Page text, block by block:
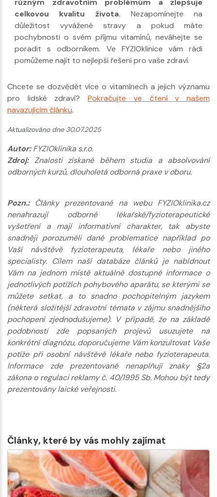
různým zdravotním problémům a zlepšuje
celkovou kvalitu života. Nezapomínejte na
důležitost vyvážené stravy a pokud máte
pochybnosti o svém příjmu vitamínů, neváhejte se
poradit s odborníkem. Ve FYZIOklinice vám rádi
pomůžeme najít to nejlepší řešení pro vaše zdraví.
Chcete se dozvědět více o vitamínech a jejich významu
pro lidské zdraví?Pokračujte ve čtení v našem
navazujícím článku.
Aktualizováno dne 30.07.2025
Autor:FYZIOklinika s.r.o.
Zdroj: Znalosti získané během studia a absolvování
odborných kurzů, dlouholetá odborná praxe v oboru.
Pozn.:Články prezentované na webu FYZIOklinika.cz
nenahrazují odborné lékařské/fyzioterapeutické
vyšetření a mají informativní charakter, tak abyste
snadněji porozuměli dané problematice například po
Vaší návštěvě fyzioterapeuta, lékaře nebo jiného
specialisty. Cílem naší databáze článků je nabídnout
Vám na jednom místě aktuálně dostupné informace o
jednotlivých potížích pohybového aparátu, se kterými se
můžete setkat, a to snadno pochopitelným jazykem
(některá složitější zdravotní témata v zájmu snadnějšího
pochopení zjednodušujeme). V případě, že na základě
podobnosti zde popsaných projevů usuzujete na
konkrétní diagnózu, doporučujeme Vám konzultovat Vaše
potíže při osobní návštěvě lékaře nebo fyzioterapeuta.
Informace zde prezentované nenaplňují znaky §2a
zákona o regulaci reklamy č. 40/1995 Sb. Mohou být tedy
prezentovány laické veřejnosti.
Články, které by vás mohly zajímat